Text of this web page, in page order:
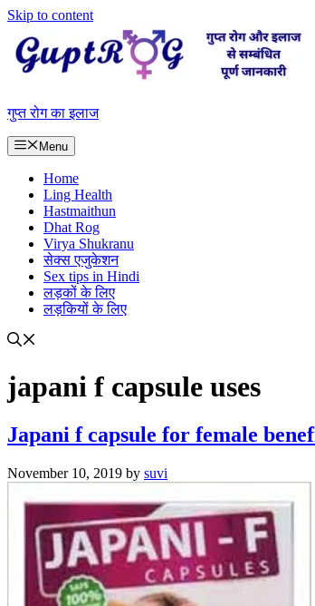
Skip to content
गुप्त रोग का इलाज
Menu
Home
Ling Health
Hastmaithun
Dhat Rog
Virya Shukranu
सेक्स एजुकेशन
Sex tips in Hindi
लड़कों के लिए
लड़कियों के लिए
japani f capsule uses
Japani f capsule for female
November 10, 2019 by suvi